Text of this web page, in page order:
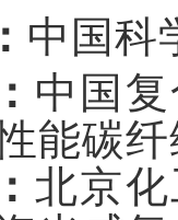
中国科
中国
能碳
北京